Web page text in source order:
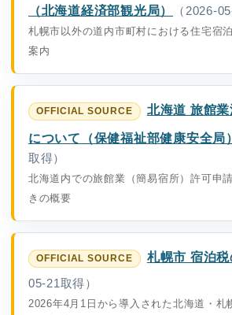
（北海道経済部観光局）
（2026-
札幌市以外の道内市町村における住宅宿
案内
北海道 旅館
について（保健福祉部健康安全局）
取得）
北海道内での旅館業（簡易宿所）許可申
きの概要
札幌市 宿泊税
05-21取得）
2026年4月1日から導入された北海道・札